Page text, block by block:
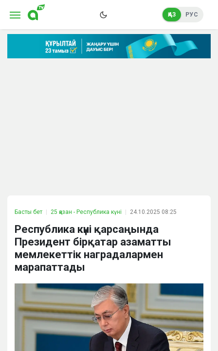
ҚАЗ РУС
Басты бет 25 қазан - Республика күні 24.10.2025 08:25
Республика күні қарсаңында
Президент бірқатар азаматты
мемлекеттік наградалармен
марапаттады